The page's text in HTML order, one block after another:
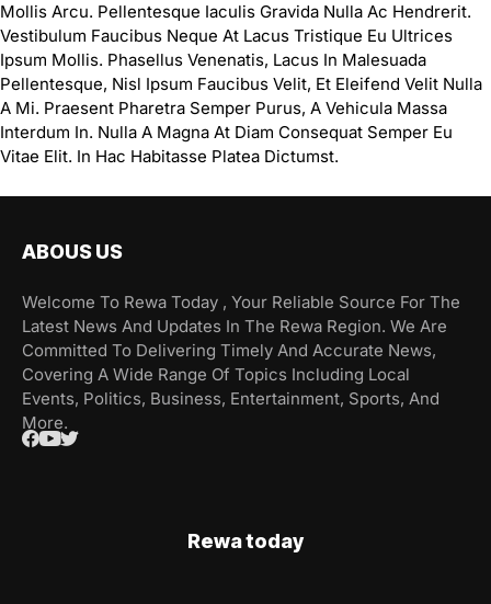
Mollis Arcu. Pellentesque Iaculis Gravida Nulla Ac Hendrerit.
Vestibulum Faucibus Neque At Lacus Tristique Eu Ultrices
Ipsum Mollis. Phasellus Venenatis, Lacus In Malesuada
Pellentesque, Nisl Ipsum Faucibus Velit, Et Eleifend Velit Nulla
A Mi. Praesent Pharetra Semper Purus, A Vehicula Massa
Interdum In. Nulla A Magna At Diam Consequat Semper Eu
Vitae Elit. In Hac Habitasse Platea Dictumst.
ABOUS US
Welcome To Rewa Today , Your Reliable Source For The
Latest News And Updates In The Rewa Region. We Are
Committed To Delivering Timely And Accurate News,
Covering A Wide Range Of Topics Including Local
Events, Politics, Business, Entertainment, Sports, And
More.
Rewa today